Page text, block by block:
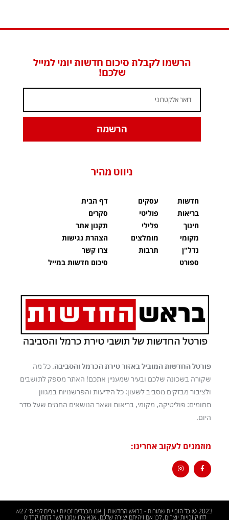
הרשמו לקבלת סיכום חדשות יומי למייל
שלכם!
הרשמה
ניווט מהיר
חדשות
בריאות
חינוך
מקומי
נדל"ן
ספורט
עסקים
פוליטי
פלילי
מומלצים
תרבות
דף הבית
סקרים
תקנון אתר
הצהרת נגישות
צרו קשר
סיכום חדשות במייל
פורטל החדשות המוביל באזור טירת הכרמל והסביבה. כל מה
שקורה בשכונה שלכם ובעיר שמעניין אתכם! האתר מספק לתושבים
ולציבור מבזקים מסביב לשעון: כל הידיעות והפרשנויות במגוון
תחומים: פוליטיקה, מקומי, בריאות ושאר הנושאים החמים שעל סדר
היום.
מוזמנים לעקוב אחרינו:
2023 © כל הזכויות שמורות - בראש החדשות | אנו מכבדים זכויות יוצרים לפי ס׳ 27א
לחוק זכויות יוצרים, לכן אם זיהיתם יצירה שלכם, אנא צרו עמנו קשר למתן קרדיט